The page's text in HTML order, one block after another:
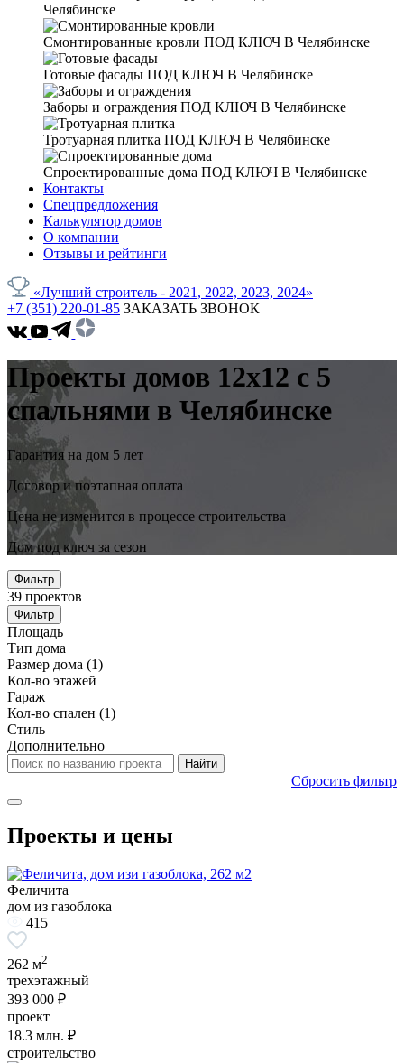
Челябинске
Смонтированные кровли ПОД КЛЮЧ В Челябинске
Готовые фасады ПОД КЛЮЧ В Челябинске
Заборы и ограждения ПОД КЛЮЧ В Челябинске
Тротуарная плитка ПОД КЛЮЧ В Челябинске
Спроектированные дома ПОД КЛЮЧ В Челябинске
Контакты
Спецпредложения
Калькулятор домов
О компании
Отзывы и рейтинги
«Лучший строитель - 2021, 2022, 2023, 2024»
+7 (351) 220-01-85 ЗАКАЗАТЬ ЗВОНОК
Проекты домов 12x12 с 5
спальнями в Челябинске
Гарантия на дом 5 лет
Договор и поэтапная оплата
Цена не изменится в процессе строительства
Дом под ключ за сезон
Фильтр
39 проектов
Фильтр
Площадь
Тип дома
Размер дома (1)
Кол-во этажей
Гараж
Кол-во спален (1)
Стиль
Дополнительно
Сбросить фильтр
Проекты и цены
Феличита
дом из газоблока
415
262 м2
трехэтажный
393 000 ₽
проект
18.3 млн. ₽
строительство